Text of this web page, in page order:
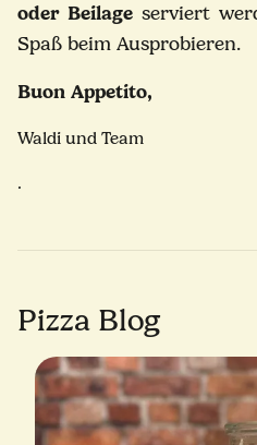
oder Beilage serviert
Spaß beim Ausprobieren.
Buon Appetito,
Waldi und Team
.
Pizza Blog